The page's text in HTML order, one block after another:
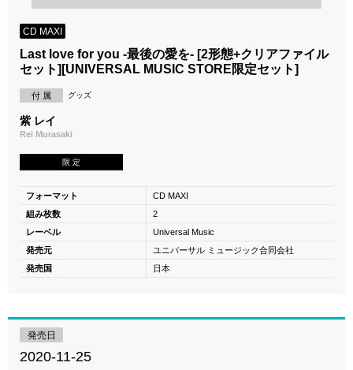
CD MAXI
Last love for you -最後の愛を- [2形態+クリアファイル
セット][UNIVERSAL MUSIC STORE限定セット]
付 属 グッズ
紫 レイ
Rei Murasaki
限 定
フォーマット
CD MAXI
組み枚数
2
レーベル
Universal Music
発売元
ユニバーサル ミュージック合同会社
発売国
日本
発売日
2020-11-25